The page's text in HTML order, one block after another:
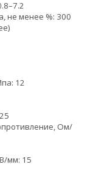
не менее %: 300
12
Ом/
мм: 15